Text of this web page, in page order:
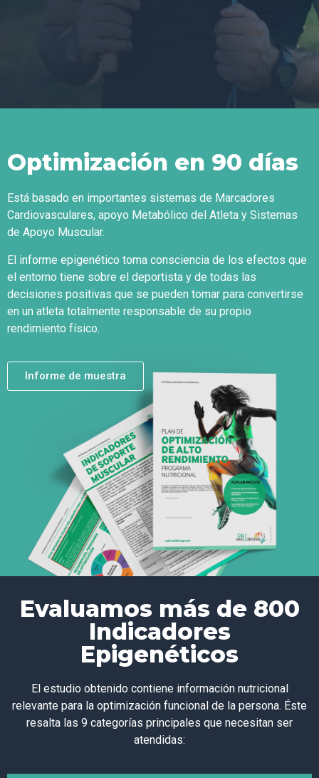
Optimización en 90 días
Está basado en importantes sistemas de Marcadores
Cardiovasculares, apoyo Metabólico del Atleta y Sistemas
de Apoyo Muscular.
El informe epigenético toma consciencia de los efectos que
el entorno tiene sobre el deportista y de todas las
decisiones positivas que se pueden tomar para convertirse
en un atleta totalmente responsable de su propio
rendimiento físico.
Informe de muestra
Evaluamos más de 800
Indicadores
Epigenéticos
El estudio obtenido contiene información nutricional
relevante para la optimización funcional de la persona. Éste
resalta las 9 categorías principales que necesitan ser
atendidas: